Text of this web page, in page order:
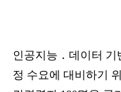
인공지능 ․ 데이터 기
정 수요에 대비하기